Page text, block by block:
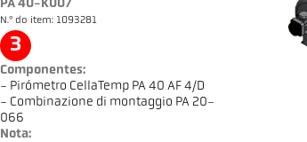
PA 40-K007
N.º do item: 1093281
3
Componentes:
- Pirómetro CellaTemp PA 40 AF 4/D
- Combinazione di montaggio PA 20-
066
Nota: